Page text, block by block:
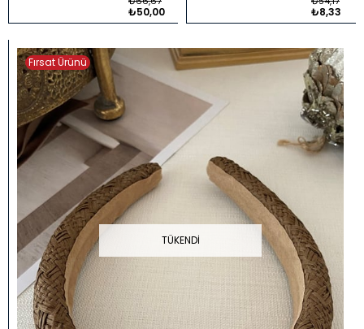
₺50,00 ₺8,33
TÜKENDI
Fırsat Ürünü